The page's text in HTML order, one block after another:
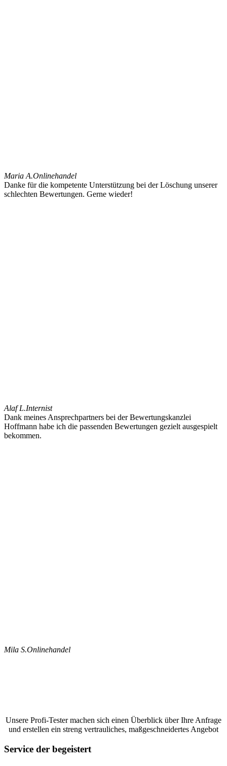
Maria A.Onlinehandel
Danke für die kompetente Unterstützung bei der Löschung unserer
schlechten Bewertungen. Gerne wieder!
Alaf L.Internist
Dank meines Ansprechpartners bei der Bewertungskanzlei
Hoffmann habe ich die passenden Bewertungen gezielt ausgespielt
bekommen.
Mila S.Onlinehandel
Unsere Profi-Tester machen sich einen Überblick über Ihre Anfrage
und erstellen ein streng vertrauliches, maßgeschneidertes Angebot
Service der begeistert